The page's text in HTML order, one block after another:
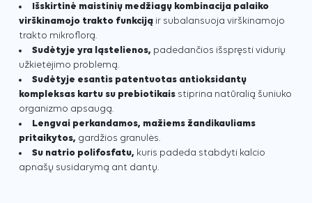
Išskirtinė maistinių medžiagų kombinacija palaiko
virškinamojo trakto funkciją ir subalansuoja virškinamojo
trakto mikroflorą.
Sudėtyje yra ląstelienos, padedančios išspręsti vidurių
užkietėjimo problemą.
Sudėtyje esantis patentuotas antioksidantų
kompleksas kartu su prebiotikais stiprina natūralią šuniuko
organizmo apsaugą.
Lengvai perkandamos, mažiems žandikauliams
pritaikytos, gardžios granulės.
Su natrio polifosfatu, kuris padeda stabdyti kalcio
apnašų susidarymą ant dantų.